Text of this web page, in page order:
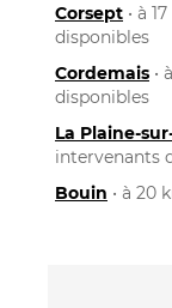
Corsept • à
disponibles
Cordemais •
disponibles
La Plaine-
intervenants
Bouin • à 20